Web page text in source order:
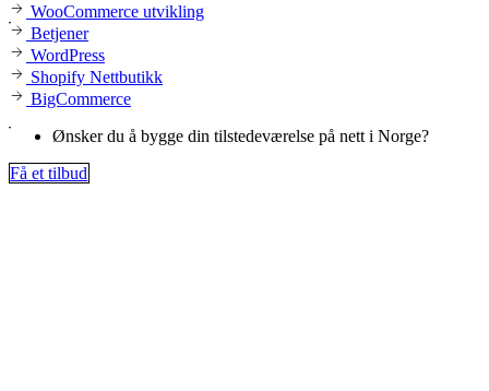
WooCommerce utvikling
Betjener
WordPress
Shopify Nettbutikk
BigCommerce
Ønsker du å bygge din tilstedeværelse på nett i Norge?
Få et tilbud